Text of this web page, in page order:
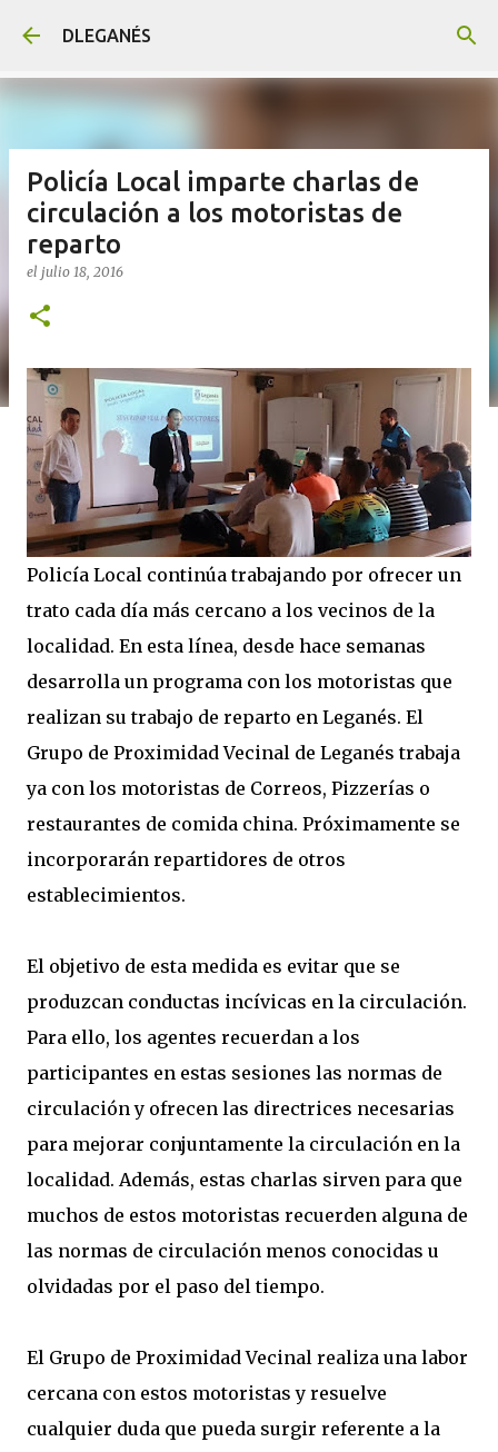
DLEGANÉS
Policía Local imparte charlas de
circulación a los motoristas de
reparto
el julio 18, 2016
Policía Local continúa trabajando por ofrecer un
trato cada día más cercano a los vecinos de la
localidad. En esta línea, desde hace semanas
desarrolla un programa con los motoristas que
realizan su trabajo de reparto en Leganés. El
Grupo de Proximidad Vecinal de Leganés trabaja
ya con los motoristas de Correos, Pizzerías o
restaurantes de comida china. Próximamente se
incorporarán repartidores de otros
establecimientos.
El objetivo de esta medida es evitar que se
produzcan conductas incívicas en la circulación.
Para ello, los agentes recuerdan a los
participantes en estas sesiones las normas de
circulación y ofrecen las directrices necesarias
para mejorar conjuntamente la circulación en la
localidad. Además, estas charlas sirven para que
muchos de estos motoristas recuerden alguna de
las normas de circulación menos conocidas u
olvidadas por el paso del tiempo.
El Grupo de Proximidad Vecinal realiza una labor
cercana con estos motoristas y resuelve
cualquier duda que pueda surgir referente a la